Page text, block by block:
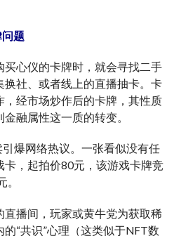
题
心仪的卡牌时，就会寻找二手
社、或者线上的直播抽卡。卡
，经市场炒作后的卡牌，其性质
融属性这一质的转变。
爆网络热议。一张看似没有任
，起拍价80元，该游戏卡牌竞
播间，玩家或黄牛党为获取稀
“共识”心理（这类似于NFT数